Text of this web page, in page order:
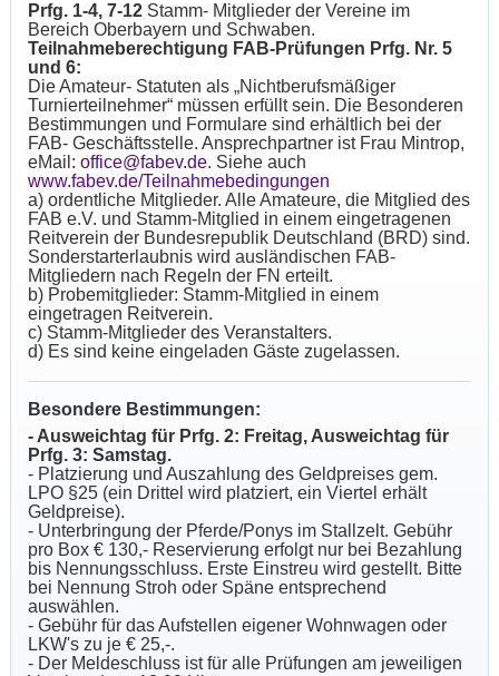
Prfg. 1-4, 7-12 Stamm- Mitglieder der Vereine im
Bereich Oberbayern und Schwaben.
Teilnahmeberechtigung FAB-Prüfungen Prfg. Nr. 5
und 6:
Die Amateur- Statuten als „Nichtberufsmäßiger
Turnierteilnehmer“ müssen erfüllt sein. Die Besonderen
Bestimmungen und Formulare sind erhältlich bei der
FAB- Geschäftsstelle. Ansprechpartner ist Frau Mintrop,
eMail: office@fabev.de. Siehe auch
www.fabev.de/Teilnahmebedingungen
a) ordentliche Mitglieder. Alle Amateure, die Mitglied des
FAB e.V. und Stamm-Mitglied in einem eingetragenen
Reitverein der Bundesrepublik Deutschland (BRD) sind.
Sonderstarterlaubnis wird ausländischen FAB-
Mitgliedern nach Regeln der FN erteilt.
b) Probemitglieder: Stamm-Mitglied in einem
eingetragen Reitverein.
c) Stamm-Mitglieder des Veranstalters.
d) Es sind keine eingeladen Gäste zugelassen.
Besondere Bestimmungen:
- Ausweichtag für Prfg. 2: Freitag, Ausweichtag für
Prfg. 3: Samstag.
- Platzierung und Auszahlung des Geldpreises gem.
LPO §25 (ein Drittel wird platziert, ein Viertel erhält
Geldpreise).
- Unterbringung der Pferde/Ponys im Stallzelt. Gebühr
pro Box € 130,- Reservierung erfolgt nur bei Bezahlung
bis Nennungsschluss. Erste Einstreu wird gestellt. Bitte
bei Nennung Stroh oder Späne entsprechend
auswählen.
- Gebühr für das Aufstellen eigener Wohnwagen oder
LKW's zu je € 25,-.
- Der Meldeschluss ist für alle Prüfungen am jeweiligen